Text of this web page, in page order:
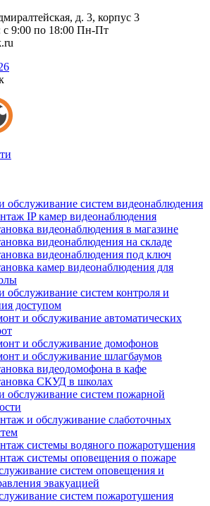
д. 3, корпус 3
9:00 по 18:00 Пн-Пт
обслуживание систем видеонаблюдения
IP камер видеонаблюдения
видеонаблюдения в магазине
видеонаблюдения на складе
видеонаблюдения под ключ
камер видеонаблюдения для
систем контроля и
доступом
и обслуживание автоматических
и обслуживание домофонов
и обслуживание шлагбаумов
видеодомофона в кафе
СКУД в школах
обслуживание систем пожарной
и обслуживание слаботочных
системы водяного пожаротушения
системы оповещения о пожаре
систем оповещения и
эвакуацией
систем пожаротушения